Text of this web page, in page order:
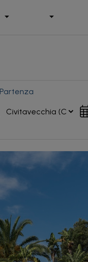
Partenza